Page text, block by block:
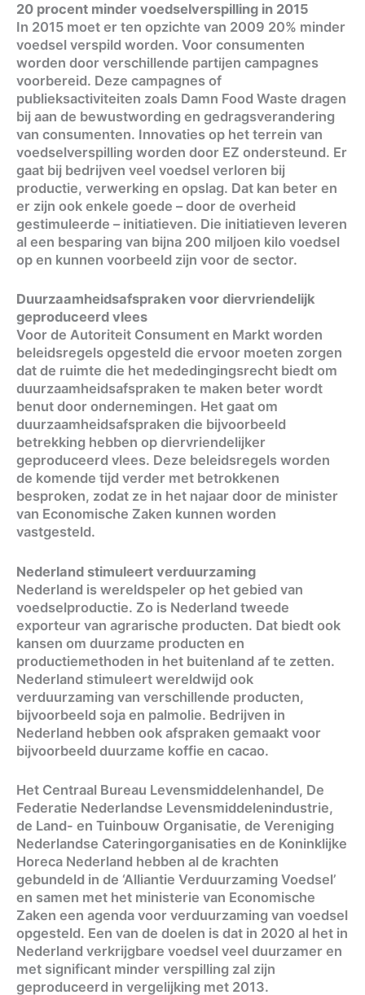
20 procent minder voedselverspilling in 2015
In 2015 moet er ten opzichte van 2009 20% minder
voedsel verspild worden. Voor consumenten
worden door verschillende partijen campagnes
voorbereid. Deze campagnes of
publieksactiviteiten zoals Damn Food Waste dragen
bij aan de bewustwording en gedragsverandering
van consumenten. Innovaties op het terrein van
voedselverspilling worden door EZ ondersteund. Er
gaat bij bedrijven veel voedsel verloren bij
productie, verwerking en opslag. Dat kan beter en
er zijn ook enkele goede – door de overheid
gestimuleerde – initiatieven. Die initiatieven leveren
al een besparing van bijna 200 miljoen kilo voedsel
op en kunnen voorbeeld zijn voor de sector.
Duurzaamheidsafspraken voor diervriendelijk
geproduceerd vlees
Voor de Autoriteit Consument en Markt worden
beleidsregels opgesteld die ervoor moeten zorgen
dat de ruimte die het mededingingsrecht biedt om
duurzaamheidsafspraken te maken beter wordt
benut door ondernemingen. Het gaat om
duurzaamheidsafspraken die bijvoorbeeld
betrekking hebben op diervriendelijker
geproduceerd vlees. Deze beleidsregels worden
de komende tijd verder met betrokkenen
besproken, zodat ze in het najaar door de minister
van Economische Zaken kunnen worden
vastgesteld.
Nederland stimuleert verduurzaming
Nederland is wereldspeler op het gebied van
voedselproductie. Zo is Nederland tweede
exporteur van agrarische producten. Dat biedt ook
kansen om duurzame producten en
productiemethoden in het buitenland af te zetten.
Nederland stimuleert wereldwijd ook
verduurzaming van verschillende producten,
bijvoorbeeld soja en palmolie. Bedrijven in
Nederland hebben ook afspraken gemaakt voor
bijvoorbeeld duurzame koffie en cacao.
Het Centraal Bureau Levensmiddelenhandel, De
Federatie Nederlandse Levensmiddelenindustrie,
de Land- en Tuinbouw Organisatie, de Vereniging
Nederlandse Cateringorganisaties en de Koninklijke
Horeca Nederland hebben al de krachten
gebundeld in de ‘Alliantie Verduurzaming Voedsel’
en samen met het ministerie van Economische
Zaken een agenda voor verduurzaming van voedsel
opgesteld. Een van de doelen is dat in 2020 al het in
Nederland verkrijgbare voedsel veel duurzamer en
met significant minder verspilling zal zijn
geproduceerd in vergelijking met 2013.